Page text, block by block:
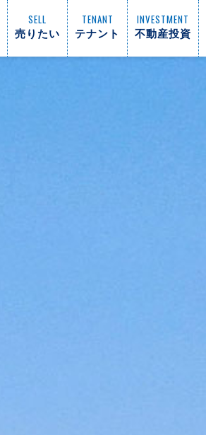
SELL
売りたい
TENANT
テナント
INVESTMENT
不動産投資